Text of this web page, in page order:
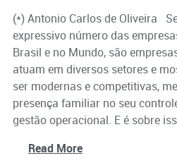
(*) Antonio Carlos de Oliveira
expressivo número das
Brasil e no Mundo, são
atuam em diversos setores e
ser modernas e competitivas,
presença familiar no seu
gestão operacional. E é sobre
Read More